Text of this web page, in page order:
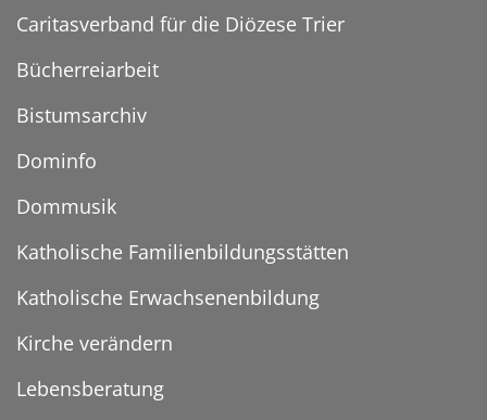
Caritasverband für die Diözese Trier
Bücherreiarbeit
Bistumsarchiv
Dominfo
Dommusik
Katholische Familienbildungsstätten
Katholische Erwachsenenbildung
Kirche verändern
Lebensberatung